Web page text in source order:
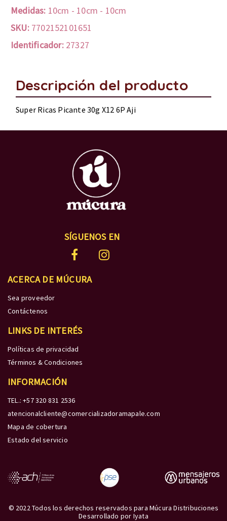
Medidas: 10cm - 10cm - 10cm
SKU: 7702152101651
Identificador: 27327
Descripción del producto
Super Ricas Picante 30g X12 6P Aji
SÍGUENOS EN
ACERCA DE MÚCURA
Sea proveedor
Contáctenos
LINKS DE INTERÉS
Políticas de privacidad
Términos & Condiciones
INFORMACIÓN
TEL.: +57 320 831 2536
atencionalcliente@comercializadoramapale.com
Mapa de cobertura
Estado del servicio
© 2022 Todos los derechos reservados para Múcura Distribuciones
Desarrollado por Iyata